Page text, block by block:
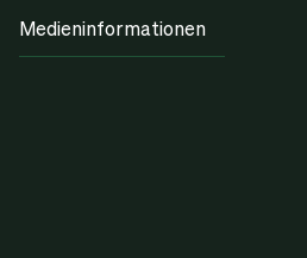
Medieninformationen